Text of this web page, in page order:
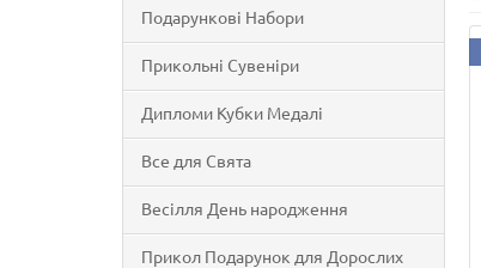
Подарункові Набори
Прикольні Сувеніри
Дипломи Кубки Медалі
Все для Свята
Весілля День народження
Прикол Подарунок для Дорослих